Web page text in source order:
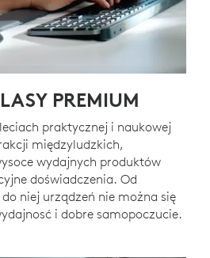
PREMIUM
praktycznej i naukowej
międzyludzkich,
wydajnych produktów
doświadczenia. Od
niej urządzeń nie można się
i dobre samopoczucie.